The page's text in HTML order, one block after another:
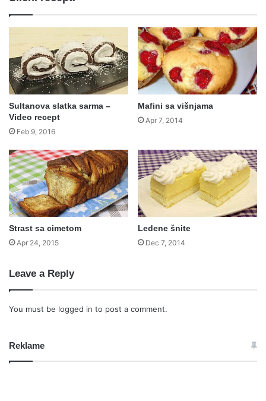
Sultanova slatka sarma –
Video recept
Feb 9, 2016
Mafini sa višnjama
Apr 7, 2014
Strast sa cimetom
Apr 24, 2015
Ledene šnite
Dec 7, 2014
Leave a Reply
You must be logged in to post a comment.
Reklame